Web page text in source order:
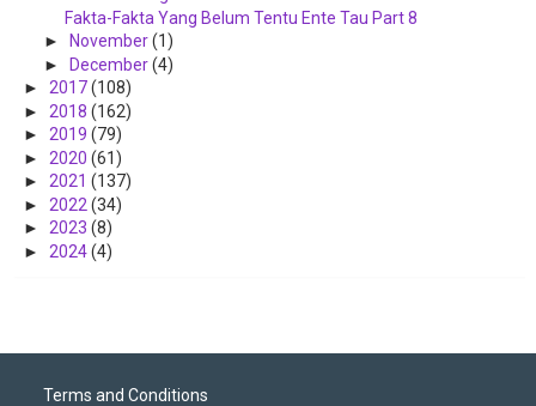
Fakta-Fakta Yang Belum Tentu Ente Tau Part 8
►
November(1)
► December(4)
► 2017(108)
► 2018 (162)
► 2019 (79)
► 2020 (61)
► 2021 (137)
► 2022 (34)
► 2023 (8)
► 2024(4)
Terms and Conditions